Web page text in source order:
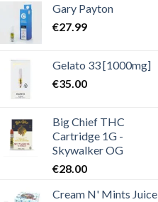
Gary Payton
€27.99
Gelato 33 [1000mg]
€35.00
Big Chief THC
Cartridge 1G -
Skywalker OG
€28.00
Cream N' Mints Juice